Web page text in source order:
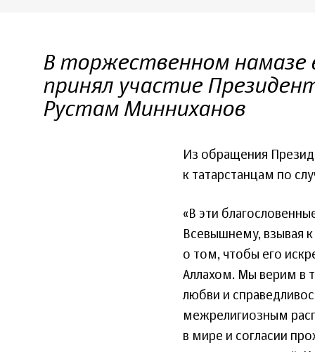
В торжественном намазе
принял участие
Рустам Минниханов
Из обращения
к татарстанцам по
«В эти
Всевышнему, взывая
о том, чтобы его
Аллахом. Мы верим в
любви и
межрелигиозным
в мире и согласии